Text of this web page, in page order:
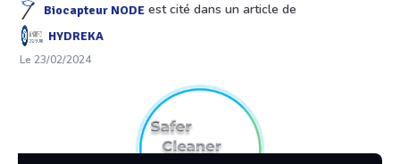
Biocapteur NODE est cité dans un article de
HYDREKA
Le 23/02/2024